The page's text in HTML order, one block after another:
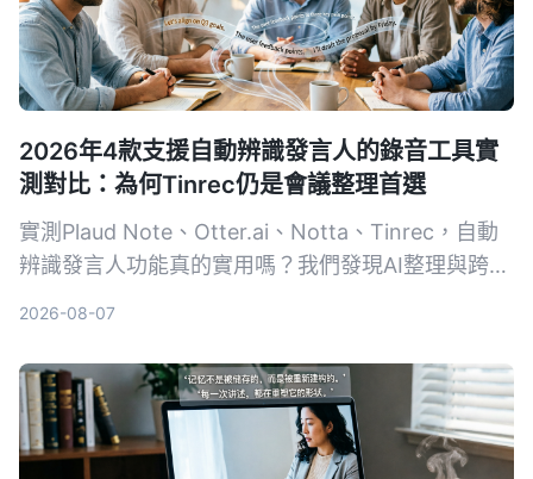
2026年4款支援自動辨識發言人的錄音工具實
測對比：為何Tinrec仍是會議整理首選
實測Plaud Note、Otter.ai、Notta、Tinrec，自動
辨識發言人功能真的實用嗎？我們發現AI整理與跨平
2026-08-07